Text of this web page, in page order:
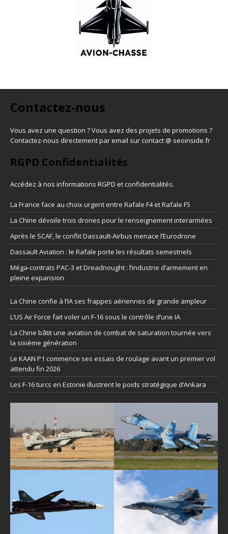
Contactez-nous
Vous avez une question ? Vous avez des projets de promotions ?
Contactez-nous directement par email sur contact @ seoinside.fr
RGPD Confidentialités
Accédez à nos informations RGPD et confidentialités.
La France face au choix urgent entre Rafale F4 et Rafale F5
La Chine dévoile trois drones pour le renseignement interarmées
Après le SCAF, le conflit Dassault-Airbus menace l’Eurodrone
Dassault Aviation : le Rafale porte les résultats semestriels
Méga-contrats PAC-3 et Dreadnought : l’industrie d’armement en
pleine expansion
La Chine confie à l’IA ses frappes aériennes de grande ampleur
L’US Air Force fait voler un F-16 sous le contrôle d’une IA
La Chine bâtit une aviation de combat de saturation tournée vers
la sixième génération
Le KAAN P1 commence ses essais de roulage avant un premier vol
attendu fin 2026
Les F-16 turcs en Estonie illustrent le poids stratégique d’Ankara